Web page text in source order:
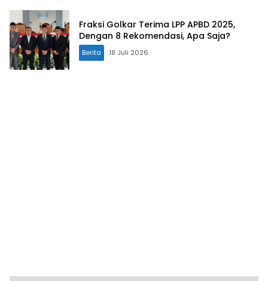
Fraksi Golkar Terima LPP APBD 2025,
Dengan 8 Rekomendasi, Apa Saja?
Berita 18 Juli 2026